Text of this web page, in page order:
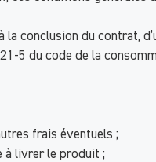
conclusion du contrat,
5 du code de la
frais éventuels ;
à livrer le produit ;